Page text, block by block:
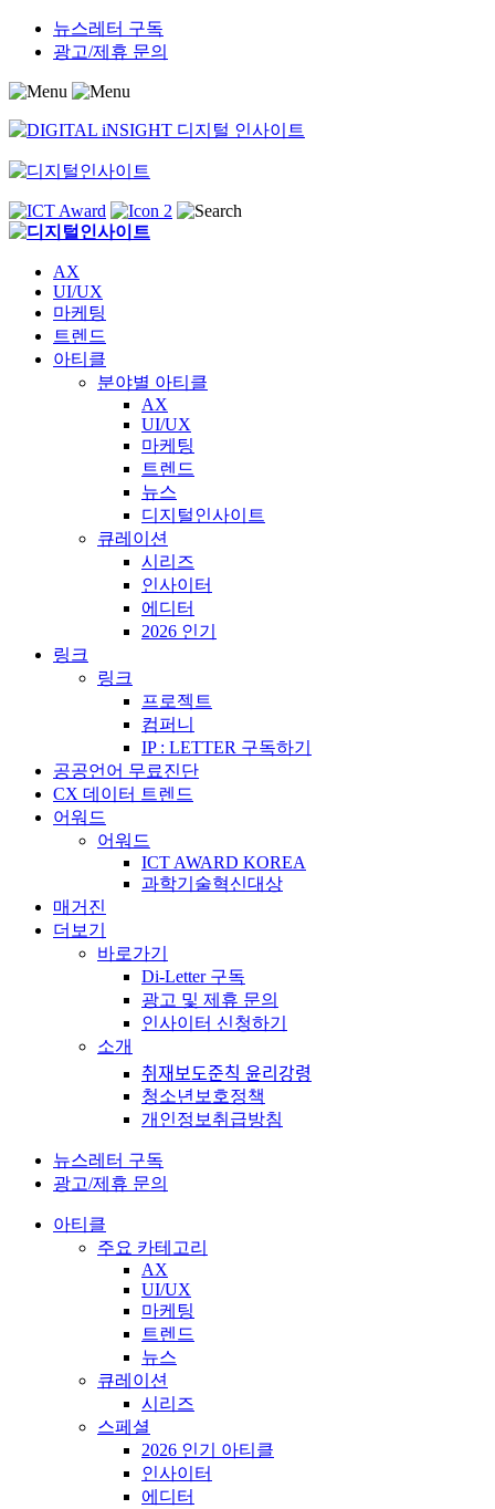
Skip
content
뉴스레터 구독
광고/제휴 문의
AX
UI/UX
마케팅
트렌드
아티클
분야별 아티클
AX
UI/UX
마케팅
트렌드
뉴스
디지털인사이트
큐레이션
시리즈
인사이터
에디터
2026 인기
링크
링크
프로젝트
컴퍼니
IP : LETTER 구독하기
공공언어 무료진단
CX 데이터 트렌드
어워드
어워드
ICT AWARD KOREA
과학기술혁신대상
매거진
더보기
바로가기
Di-Letter 구독
광고 및 제휴 문의
인사이터 신청하기
소개
취재보도준칙 윤리강령
청소년보호정책
개인정보취급방침
뉴스레터 구독
광고/제휴 문의
아티클
주요 카테고리
AX
UI/UX
마케팅
트렌드
뉴스
큐레이션
시리즈
스페셜
2026 인기 아티클
인사이터
에디터